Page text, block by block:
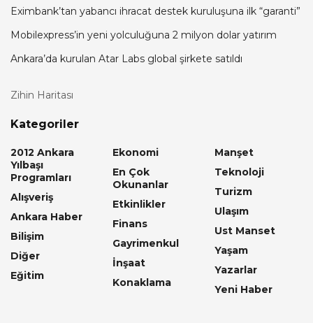
Eximbank’tan yabancı ihracat destek kuruluşuna ilk “garanti”
Mobilexpress’in yeni yolculuğuna 2 milyon dolar yatırım
Ankara’da kurulan Atar Labs global şirkete satıldı
Zihin Haritası
Kategoriler
2012 Ankara
Yılbaşı
Programları
Alışveriş
Ankara Haber
Bilişim
Diğer
Eğitim
Ekonomi
En Çok
Okunanlar
Etkinlikler
Finans
Gayrimenkul
İnşaat
Konaklama
Manşet
Teknoloji
Turizm
Ulaşım
Ust Manset
Yaşam
Yazarlar
Yeni Haber